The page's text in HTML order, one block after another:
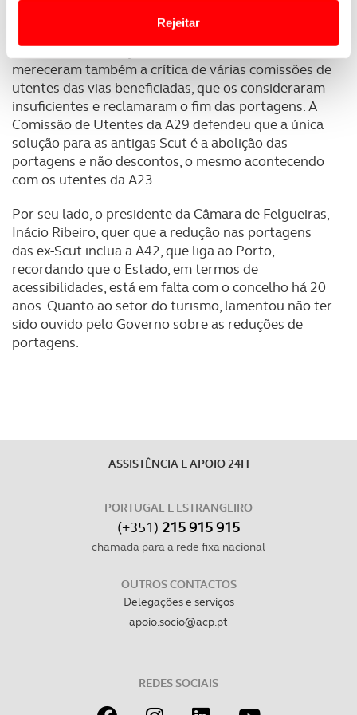
personalizar conteúdos e anúncios, para lhe proporcionar
funcionalidades de redes sociais, bem como para
analisar dados de navegação no nosso website.
Adicionalmente partilhamos informação, relativa à sua
utilização do nosso site de publicidade e de análise, com
parceiros e organizações na UE e em países terceiros.
O ACP garantirá que as transferências internacionais de
dados pessoais serão realizadas apenas com o seu
consentimento e quando tal se afigure estritamente
necessário no contexto dos serviços a prestar.
Realçamos que o bloqueio de certo tipo de Cookies e
tecnologias similares pode ter impacto na sua
Rejeitar
contra a “discriminação” de que dizem ser alvo por
as vias que servem aquelas regiões terem ficado
excluídas das reduções. Os descontos de 15%
mereceram também a crítica de várias comissões de
utentes das vias beneficiadas, que os consideraram
insuficientes e reclamaram o fim das portagens. A
Comissão de Utentes da A29 defendeu que a única
solução para as antigas Scut é a abolição das
portagens e não descontos, o mesmo acontecendo
com os utentes da A23.
Por seu lado, o presidente da Câmara de Felgueiras,
Inácio Ribeiro, quer que a redução nas portagens
das ex-Scut inclua a A42, que liga ao Porto,
recordando que o Estado, em termos de
acessibilidades, está em falta com o concelho há 20
anos. Quanto ao setor do turismo, lamentou não ter
sido ouvido pelo Governo sobre as reduções de
portagens.
ASSISTÊNCIA E APOIO 24H
PORTUGAL E ESTRANGEIRO
(+351) 215 915 915
chamada para a rede fixa nacional
OUTROS CONTACTOS
Delegações e serviços
apoio.socio@acp.pt
REDES SOCIAIS